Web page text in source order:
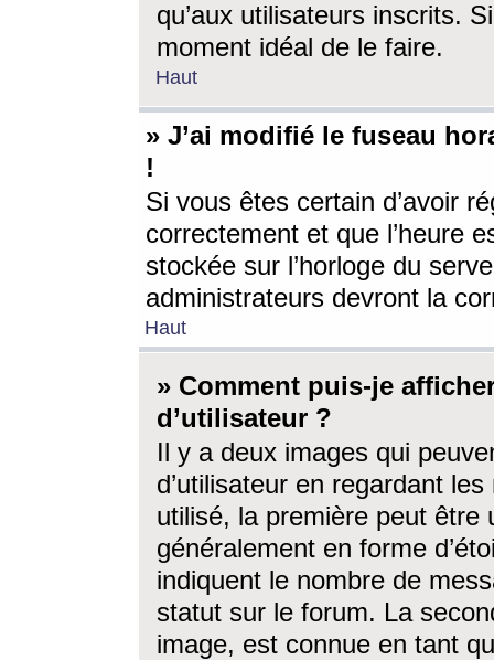
qu’aux utilisateurs inscrits.
moment idéal de le faire.
Haut
» J’ai modifié le fuseau
!
Si vous êtes certain d’avoir
correctement et que l’heure
stockée sur l’horloge du
administrateurs devront la
Haut
» Comment puis-je
d’utilisateur ?
Il y a deux images qui
d’utilisateur en regardant
utilisé, la première peut être
généralement en forme
indiquent le nombre de
statut sur le forum. La
image, est connue en tant